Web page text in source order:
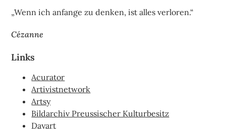
„Wenn ich anfange zu denken, ist alles verloren.“
Cézanne
Links
Acurator
Artivistnetwork
Artsy
Bildarchiv Preussischer Kulturbesitz
Dayart